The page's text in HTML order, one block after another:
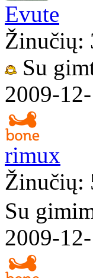
Evute
Žinučių:
Su
2009-
rimux
Žinučių:
Su
2009-